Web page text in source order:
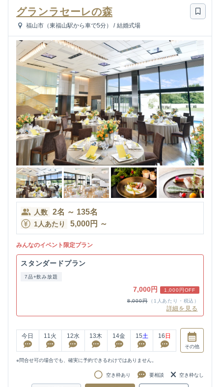
グランラセーレの森
福山市（東福山駅から車で5分） / 結婚式場
人数 2名 ～ 135名
1人あたり 5,000円 ～
みんなのイベント限定プラン
スタンダードプラン
7品+飲み放題
7,000円
1,000円OFF
8,000円
（1人あたり・税込）
詳細を見る
今日 11火 12水 13木 14金 15土 16 日
その他
※問合せ可の場合でも、確実に予約できるわけではありません。
空き枠あり 要相談 空き枠なし